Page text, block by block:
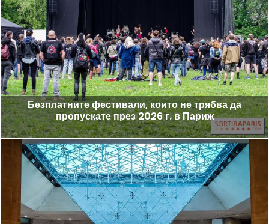
Безплатните фестивали, които не трябва да
пропускате през 2026 г. в Париж